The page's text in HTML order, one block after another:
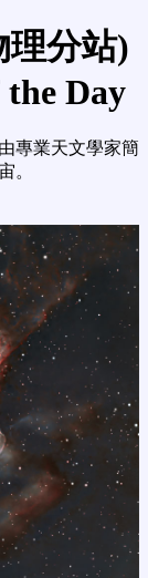
理分站)
Day
專業天文學家簡
。